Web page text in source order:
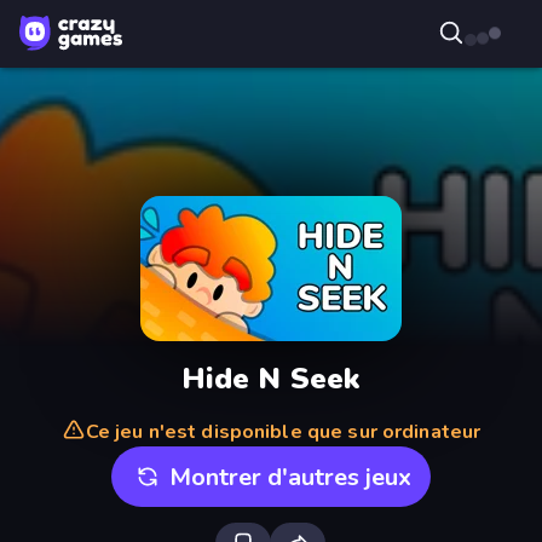
Hide N Seek
Ce jeu n'est disponible que sur ordinateur
Montrer d'autres jeux